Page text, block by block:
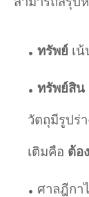
ทรัพย์ เ
ทรัพย์สิน
วัตถุมีรูปร่
เติมคือ ต้อ
ศาลฎีกา